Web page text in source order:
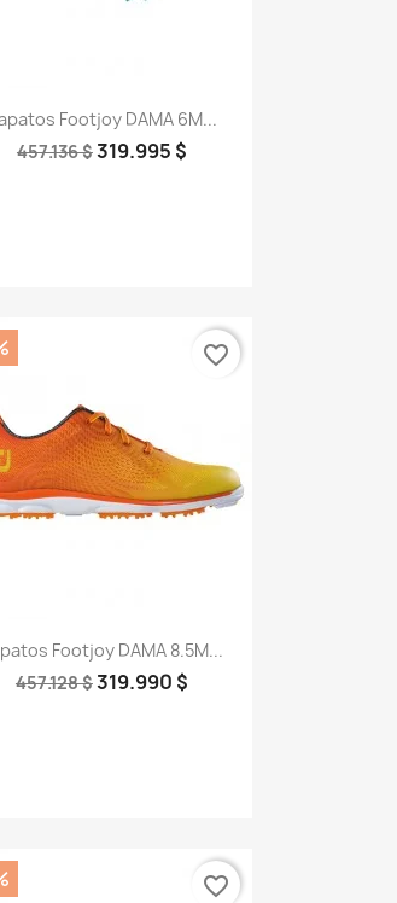
 Vista rápida
Footjoy DAMA 6M...
457.136 $319.995 $
Vista rápida
Footjoy DAMA 8.5M...
457.128 $319.990 $
favorite_border
favorite_border